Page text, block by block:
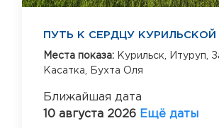
ПУТЬ К СЕРДЦУ КУРИЛЬСКОЙ
Места показа: Курильск, Итуруп,
Касатка,
Бухта Оля
Ближайшая дата
10 августа 2026 Ещё даты